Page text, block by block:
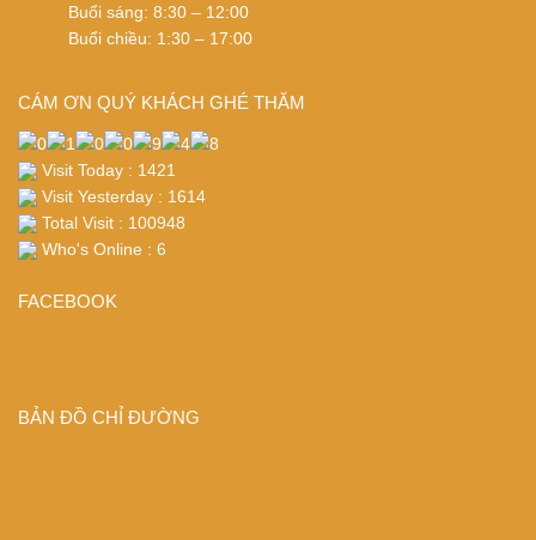
Buổi sáng: 8:30 – 12:00
Buổi chiều: 1:30 – 17:00
CÁM ƠN QUÝ KHÁCH GHÉ THĂM
Visit Today : 1421
Visit Yesterday : 1614
Total Visit : 100948
Who's Online : 6
FACEBOOK
BẢN ĐỒ CHỈ ĐƯỜNG